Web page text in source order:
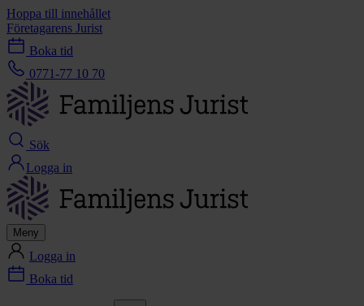
Hoppa till innehållet
Företagarens Jurist
Boka tid
0771-77 10 70
Sök
Logga in
Meny
Logga in
Boka tid